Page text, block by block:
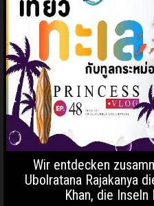
Wir entdecken
Ubolratana Rajakanya
Khan, die Inseln